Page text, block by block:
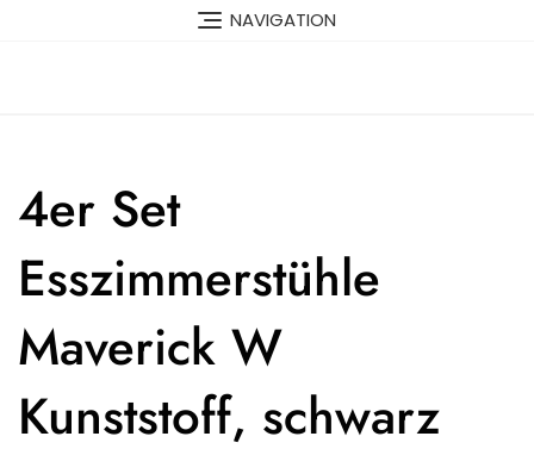
NAVIGATION
4er Set
Esszimmerstühle
Maverick W
Kunststoff, schwarz